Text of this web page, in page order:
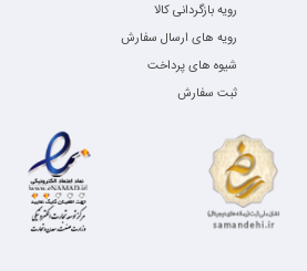
رویه بازگردانی کالا
رویه های ارسال سفارش
شیوه های پرداخت
ثبت سفارش